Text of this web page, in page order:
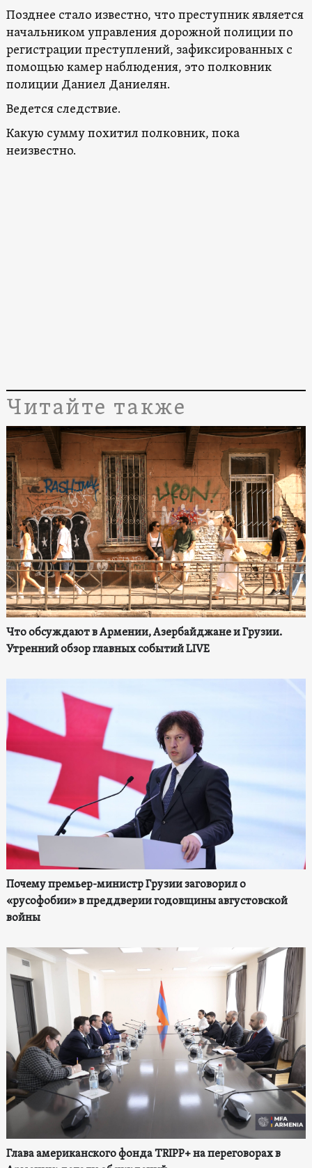
Позднее стало известно, что преступник является
начальником управления дорожной полиции по
регистрации преступлений, зафиксированных с
помощью камер наблюдения, это полковник
полиции Даниел Даниелян.
Ведется следствие.
Какую сумму похитил полковник, пока
неизвестно.
Читайте также
Что обсуждают в Армении, Азербайджане и Грузии.
Утренний обзор главных событий LIVE
Почему премьер-министр Грузии заговорил о
«русофобии» в преддверии годовщины августовской
войны
Глава американского фонда TRIPP+ на переговорах в